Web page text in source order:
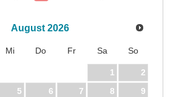
August 2026
Mi Do Fr Sa So
1
2
5 6 7 8
9